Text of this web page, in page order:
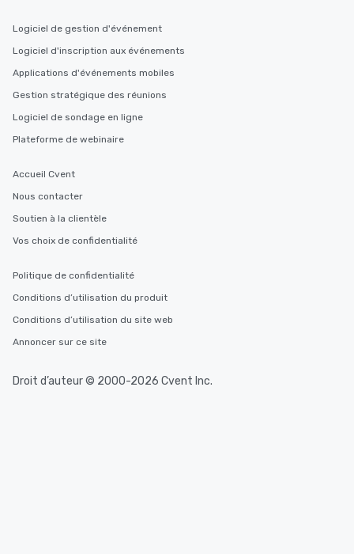
Logiciel de gestion d'événement
Logiciel d'inscription aux événements
Applications d'événements mobiles
Gestion stratégique des réunions
Logiciel de sondage en ligne
Plateforme de webinaire
Accueil Cvent
Nous contacter
Soutien à la clientèle
Vos choix de confidentialité
Politique de confidentialité
Conditions d’utilisation du produit
Conditions d’utilisation du site web
Annoncer sur ce site
Droit d’auteur © 2000-2026 Cvent Inc.